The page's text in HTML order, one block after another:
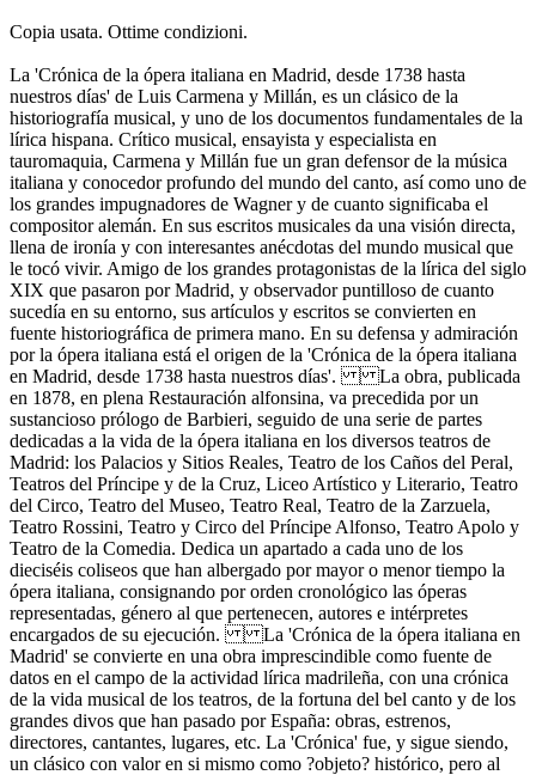
Copia usata. Ottime condizioni.
La 'Crónica de la ópera italiana en Madrid, desde 1738 hasta
nuestros días' de Luis Carmena y Millán, es un clásico de la
historiografía musical, y uno de los documentos fundamentales de la
lírica hispana. Crítico musical, ensayista y especialista en
tauromaquia, Carmena y Millán fue un gran defensor de la música
italiana y conocedor profundo del mundo del canto, así como uno de
los grandes impugnadores de Wagner y de cuanto significaba el
compositor alemán. En sus escritos musicales da una visión directa,
llena de ironía y con interesantes anécdotas del mundo musical que
le tocó vivir. Amigo de los grandes protagonistas de la lírica del siglo
XIX que pasaron por Madrid, y observador puntilloso de cuanto
sucedía en su entorno, sus artículos y escritos se convierten en
fuente historiográfica de primera mano. En su defensa y admiración
por la ópera italiana está el origen de la 'Crónica de la ópera italiana
en Madrid, desde 1738 hasta nuestros días'. La obra, publicada
en 1878, en plena Restauración alfonsina, va precedida por un
sustancioso prólogo de Barbieri, seguido de una serie de partes
dedicadas a la vida de la ópera italiana en los diversos teatros de
Madrid: los Palacios y Sitios Reales, Teatro de los Caños del Peral,
Teatros del Príncipe y de la Cruz, Liceo Artístico y Literario, Teatro
del Circo, Teatro del Museo, Teatro Real, Teatro de la Zarzuela,
Teatro Rossini, Teatro y Circo del Príncipe Alfonso, Teatro Apolo y
Teatro de la Comedia. Dedica un apartado a cada uno de los
dieciséis coliseos que han albergado por mayor o menor tiempo la
ópera italiana, consignando por orden cronológico las óperas
representadas, género al que pertenecen, autores e intérpretes
encargados de su ejecución. La 'Crónica de la ópera italiana en
Madrid' se convierte en una obra imprescindible como fuente de
datos en el campo de la actividad lírica madrileña, con una crónica
de la vida musical de los teatros, de la fortuna del bel canto y de los
grandes divos que han pasado por España: obras, estrenos,
directores, cantantes, lugares, etc. La 'Crónica' fue, y sigue siendo,
un clásico con valor en si mismo como ?objeto? histórico, pero al